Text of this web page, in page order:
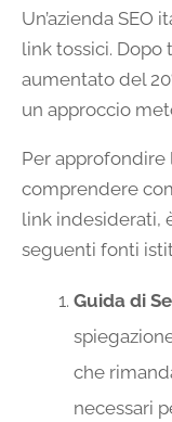
Un’azienda SEO
link tossici. Dopo
aumentato del
un approccio
Per approfondire
comprendere
link indesiderati,
seguenti fonti
Guida di
che
necessari